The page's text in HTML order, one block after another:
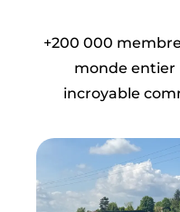
+200 000
monde entier
incroyable